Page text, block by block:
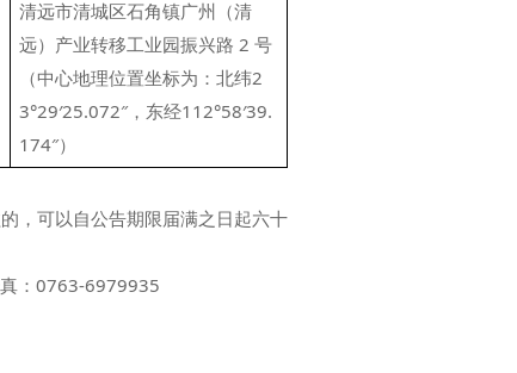
清远市清城区石角镇广州（清
远）产业转移工业园振兴路 2 号
（中心地理位置坐标为：北纬2
3°29′25.072″，东经112°58′39.
174″）
，可以自公告期限届满之日起六十
：0763-6979935